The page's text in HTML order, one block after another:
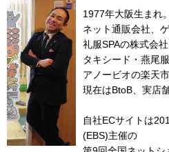
1977年大阪生まれ。
ネット通販会社、
礼服SPAの株式会
タキシード・燕尾
アノービオの楽天
現在はBtoB、実店
自社ECサイトは
(EBS)主催の